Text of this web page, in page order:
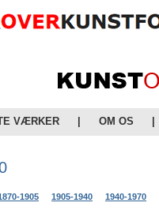
VÆRKER OM OS
1905 1905-1940 1940-1970